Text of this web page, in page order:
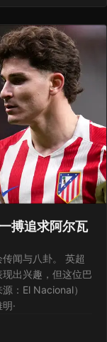
搏追求阿尔瓦
闻与八卦。 英超
出兴趣，但这位巴
：El Nacional）
·